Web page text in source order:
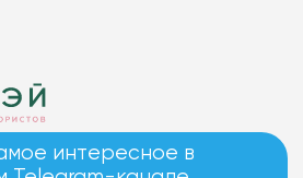
интересное в